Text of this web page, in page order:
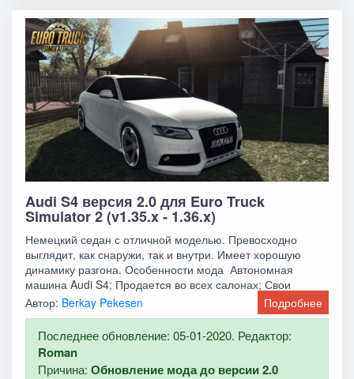
Audi S4 версия 2.0 для Euro Truck
Simulator 2 (v1.35.x - 1.36.x)
Немецкий седан с отличной моделью. Превосходно
выглядит, как снаружи, так и внутри. Имеет хорошую
динамику разгона. Особенности мода Автономная
машина Audi S4; Продается во всех салонах; Свои
Автор: Berkay Pekesen Подробнее
Последнее обновление: 05-01-2020. Редактор:
Roman
Причина:Обновление мода до версии 2.0